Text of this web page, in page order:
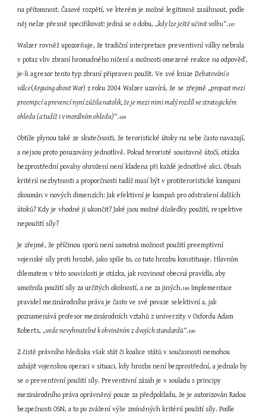
na přítomnost. Časové rozpětí, ve kterém je možné legitimně zasáhnout, podle
něj nelze přesně specifikovat: jedná se o dobu, „kdy lze ještě učinit volbu“.187
Walzer rovněž upozorňuje, že tradiční interpretace preventivní války nebrala
v potaz vliv zbraní hromadného ničení a možnosti omezené reakce na odpověď,
je-li agresor tento typ zbraní připraven použít. Ve své knize Debatování o
válce(Arguing about War) z roku 2004 Walzer uzavírá, že se zřejmě „propast mezi
preempcí a prevencí nyní zúžila natolik, že je mezi nimi malý rozdíl ve strategickém
ohledu (a tudíž i v morálním ohledu)“.188
Obtíže plynou také ze skutečnosti, že teroristické útoky na sebe často navazují,
a nejsou proto posuzovány jednotlivě. Pokud teroristé soustavně útočí, otázka
bezprostřední povahy ohrožení není kladena při každé jednotlivé akci. Obsah
kritérií nezbytnosti a proporčnosti tudíž musí být v protiteroristické kampani
zkoumán v nových dimenzích: Jak efektivní je kampaň pro odstrašení dalších
útoků? Kdy je vhodné ji ukončit? Jaké jsou možné důsledky použití, respektive
nepoužití síly?
Je zřejmé, že příčinou sporů není samotná možnost použití preemptivní
vojenské síly proti hrozbě, jako spíše to, co tuto hrozbu konstituuje. Hlavním
dilematem v této souvislosti je otázka, jak rozvinout obecná pravidla, aby
umožnila použití síly za určitých okolností, a ne za jiných.189 Implementace
pravidel mezinárodního práva je často ve své povaze selektivní a, jak
poznamenává profesor mezinárodních vztahů z univerzity v Oxfordu Adam
Roberts, „vede nevyhnutelně k obviněním z dvojích standardů“.190
Z čistě právního hlediska však stát či koalice států v současnosti nemohou
zahájit vojenskou operaci v situaci, kdy hrozba není bezprostřední, a jednalo by
se o preventivní použití síly. Preventivní zásah je v souladu s principy
mezinárodního práva oprávněný pouze za předpokladu, že je autorizován Radou
bezpečnosti OSN, a to po zvážení výše zmíněných kritérií použití síly. Podle